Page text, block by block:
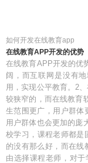
如何开发在线教育app
在线教育APP开发的优势
在线教育APP开发的优
阔，而互联网是没有
用，实现公平教育。2
较狭窄的，而在线教育
生范围更广，用户群体
用户群体也会更加的庞
校学习，课程老师都是
的没有那么好，而在线
由选择课程老师，对